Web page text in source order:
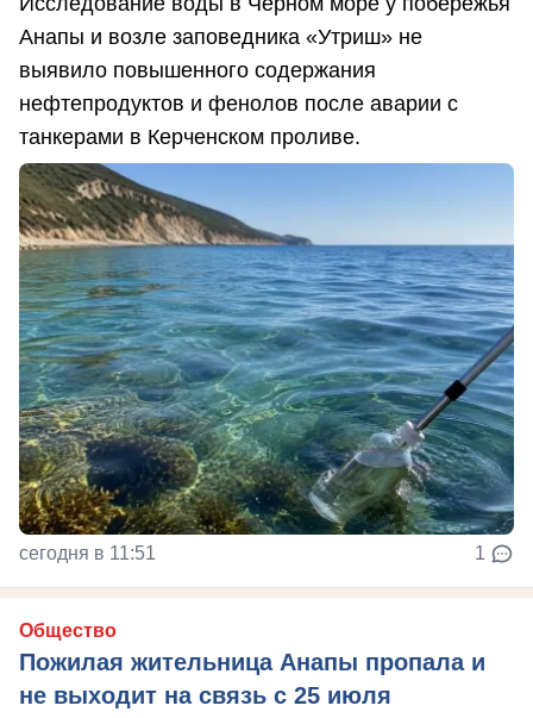
Анапы и возле заповедника «Утриш» не
выявило повышенного содержания
нефтепродуктов и фенолов после аварии с
танкерами в Керченском проливе.
сегодня в 11:51 1
Общество
Пожилая жительница Анапы пропала и
не выходит на связь с 25 июля